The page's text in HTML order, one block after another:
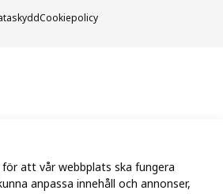
Cookiepolicy
för att vår webbplats ska fungera
anpassa innehåll och annonser,